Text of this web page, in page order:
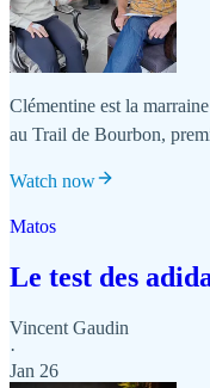
Clémentine est la
au Trail de Bourbon,
Watch now
Matos
Le test des
Vincent Gaudin
·
Jan 26